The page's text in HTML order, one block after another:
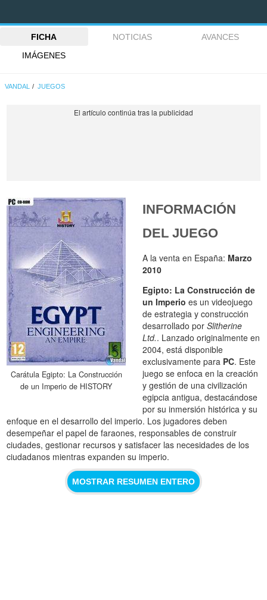
FICHA NOTICIAS
AVANCES
IMÁGENES
VANDAL JUEGOS
Carátula Egipto: La Construcción
de un Imperio de HISTORY
INFORMACIÓN
DEL JUEGO
A la venta en España: Marzo
2010
Egipto: La Construcción de
un Imperio es un videojuego
de estrategia y construcción
desarrollado porSlitherine
Ltd.. Lanzado originalmente en
2004, está disponible
exclusivamente para PC. Este
juego se enfoca en la creación
y gestión de una civilización
egipcia antigua, destacándose
por su inmersión histórica y su
enfoque en el desarrollo del imperio. Los jugadores deben
desempeñar el papel de faraones, responsables de construir
ciudades, gestionar recursos y satisfacer las necesidades de los
ciudadanos mientras expanden su imperio.
MOSTRAR RESUMEN ENTERO